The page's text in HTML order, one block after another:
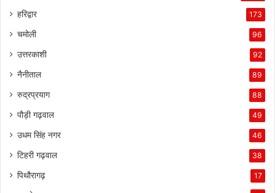
हरिद्वार 173
चमोली 96
उत्तरकाशी 92
नैनीताल 89
रुद्रप्रयाग 88
पौड़ी गढ़वाल 49
उधम सिंह नगर 46
टिहरी गढ़वाल 38
पिथौरागढ़ 17